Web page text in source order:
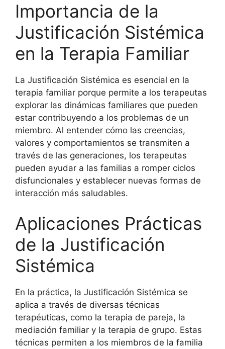
Importancia de la
Justificación Sistémica
en la Terapia Familiar
La Justificación Sistémica es esencial en la
terapia familiar porque permite a los terapeutas
explorar las dinámicas familiares que pueden
estar contribuyendo a los problemas de un
miembro. Al entender cómo las creencias,
valores y comportamientos se transmiten a
través de las generaciones, los terapeutas
pueden ayudar a las familias a romper ciclos
disfuncionales y establecer nuevas formas de
interacción más saludables.
Aplicaciones Prácticas
de la Justificación
Sistémica
En la práctica, la Justificación Sistémica se
aplica a través de diversas técnicas
terapéuticas, como la terapia de pareja, la
mediación familiar y la terapia de grupo. Estas
técnicas permiten a los miembros de la familia